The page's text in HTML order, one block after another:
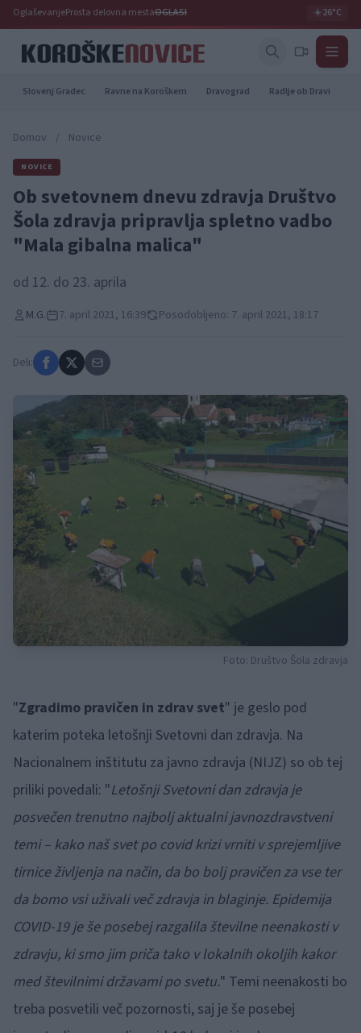
OglaševanjeProsta delovna mestaOGLASI ☀️26°C
Slovenj Gradec Ravne na Koroškem Dravograd Radlje ob Dravi
Domov / Novice
NOVICE
Ob svetovnem dnevu zdravja Društvo
Šola zdravja pripravlja spletno vadbo
"Mala gibalna malica"
od 12. do 23. aprila
M.G. 7. april 2021, 16:39 Posodobljeno: 7. april 2021, 18:17
Deli:
Foto: Društvo Šola zdravja
"Zgradimo pravičen in zdrav svet" je geslo pod
katerim poteka letošnji Svetovni dan zdravja. Na
Nacionalnem inštitutu za javno zdravja (NIJZ) so ob tej
priliki povedali: "Letošnji Svetovni dan zdravja je
posvečen trenutno najbolj aktualni javnozdravstveni
temi – kako naš svet po covid krizi vrniti v sprejemljive
tirnice življenja na način, da bo bolj pravičen za vse ter
da bomo vsi uživali več zdravja in blaginje. Epidemija
COVID-19 je še posebej razgalila številne neenakosti v
zdravju, ki smo jim priča tako v lokalnih okoljih kakor
med številnimi državami po svetu." Temi neenakosti bo
treba posvetili več pozornosti, saj je še posebej